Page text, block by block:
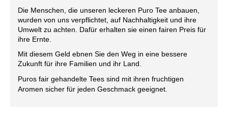
Die Menschen, die unseren leckeren Puro Tee anbauen,
wurden von uns verpflichtet, auf Nachhaltigkeit und ihre
Umwelt zu achten. Dafür erhalten sie einen fairen Preis für
ihre Ernte.
Mit diesem Geld ebnen Sie den Weg in eine bessere
Zukunft für ihre Familien und ihr Land.
Puros fair gehandelte Tees sind mit ihren fruchtigen
Aromen sicher für jeden Geschmack geeignet.